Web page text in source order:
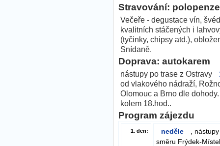
Stravování: polopenze
Večeře - degustace vín,
kvalitních stáčených i
(tyčinky, chipsy atd.),
Snídaně.
Doprava: autokarem
nástupy po trase z Ostravy
od vlakového nádraží,
Olomouc a Brno dle
kolem 18.hod..
Program zájezdu
1. den: neděle
,
směru Frýdek-